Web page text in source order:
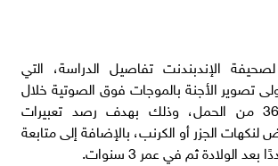
الإندبندنت تفاصيل الدراسة، التي
تصوير الأجنة بالموجات فوق الصوتية خلال
الأسبوعين 32 و36 من الحمل، وذلك بهدف رصد تعبيرات
الجزر أو الكرنب، بالإضافة إلى متابعة
الولادة ثم في عمر 3 سنوات.